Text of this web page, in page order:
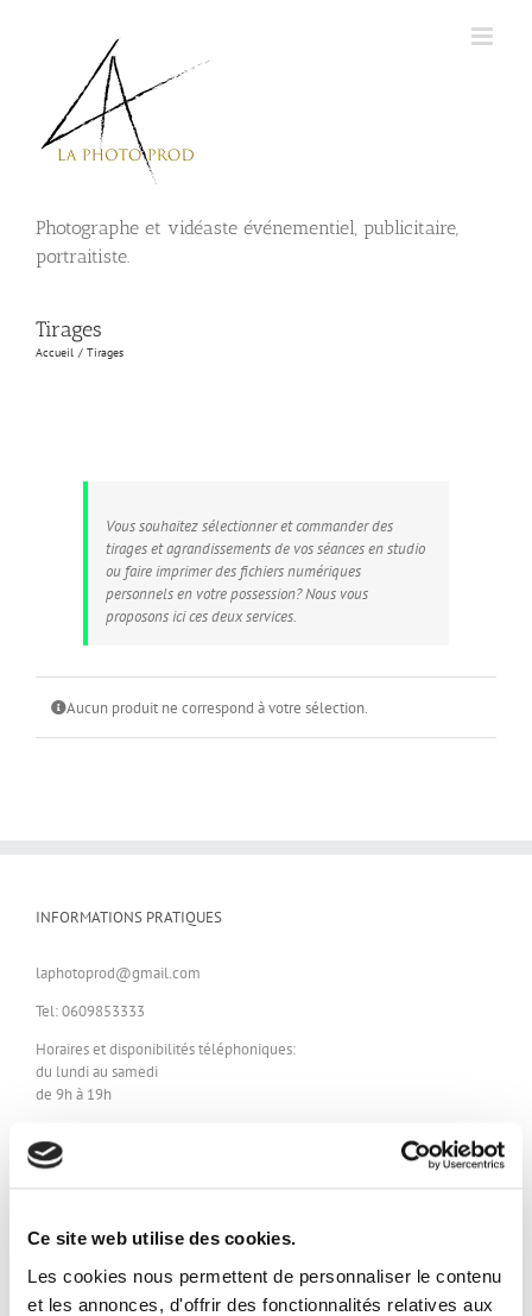
Ce site web utilise des cookies.
Les cookies nous permettent de personnaliser le contenu
et les annonces, d'offrir des fonctionnalités relatives aux
Photographe et vidéaste événementiel, publicitaire,
portraitiste.
Tirages
Accueil Tirages
Vous souhaitez sélectionner et commander des
tirages et agrandissements de vos séances en studio
ou faire imprimer des fichiers numériques
personnels en votre possession? Nous vous
proposons ici ces deux services.
Aucun produit ne correspond à votre sélection.
INFORMATIONS PRATIQUES
laphotoprod@gmail.com
Tel: 0609853333
Horaires et disponibilités téléphoniques:
du lundi au samedi
de 9h à 19h
24/24 7j/7j
Studio:
ARTICLES RÉCENTS